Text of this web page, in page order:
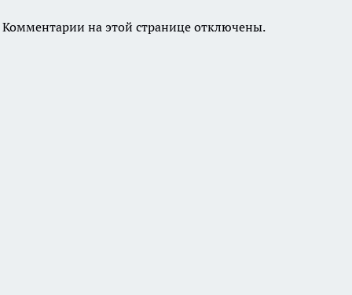
Комментарии на этой странице отключены.